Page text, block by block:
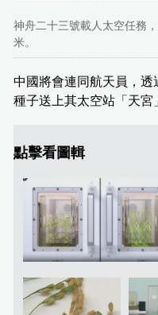
神舟二十三號載人太空任務
米。
中國將會連同航天員，
種子送上其太空站「天宮
點擊看圖輯